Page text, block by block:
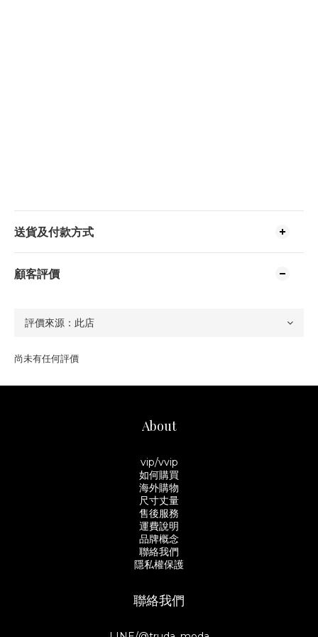
送貨及付款方式
顧客評價
尚未有任何評價
About
vip/vvip
如何購買
海外購物
尺寸丈量
售後服務
運費說明
品牌概念
聯絡我們
隱私權保護
聯絡我們